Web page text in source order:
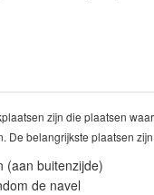
zijn die plaatsen
De belangrijkste plaatsen
(aan buitenzijde)
de navel